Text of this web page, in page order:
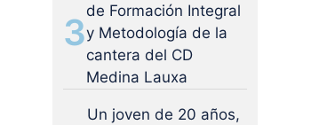
3
de Formación Integral
y Metodología de la
cantera del CD
Medina Lauxa
Un joven de 20 años,